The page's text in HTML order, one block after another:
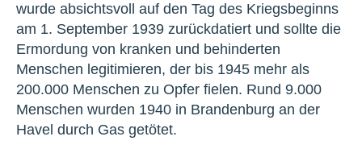
wurde absichtsvoll auf den Tag des Kriegsbeginns
am 1. September 1939 zurückdatiert und sollte die
Ermordung von kranken und behinderten
Menschen legitimieren, der bis 1945 mehr als
200.000 Menschen zu Opfer fielen. Rund 9.000
Menschen wurden 1940 in Brandenburg an der
Havel durch Gas getötet.